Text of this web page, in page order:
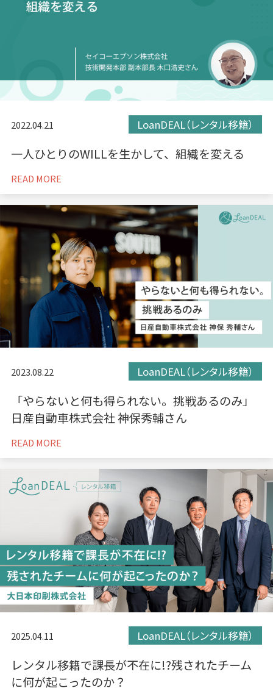
2022.04.21 LoanDEAL（レンタル移籍）
一人ひとりのWILLを生かして、組織を変える
READ MORE
2023.08.22 LoanDEAL（レンタル移籍）
「やらないと何も得られない。挑戦あるのみ」
日産自動車株式会社 神保秀輔さん
READ MORE
2025.04.11 LoanDEAL（レンタル移籍）
レンタル移籍で課長が不在に!?残されたチーム
に何が起こったのか？